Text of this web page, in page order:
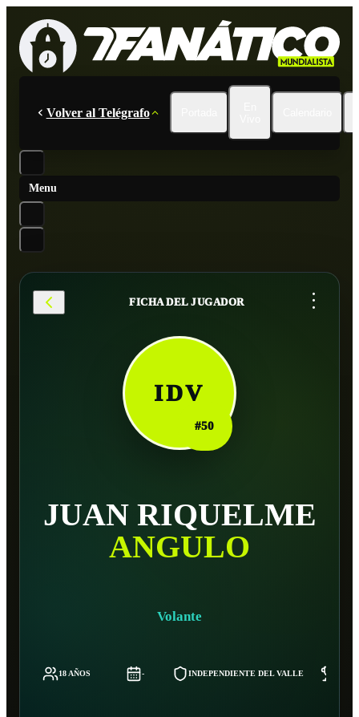
Volver al Telégrafo
Menu
FICHA DEL JUGADOR ...
IDV
#50
JUAN RIQUELME
ANGULO
Volante
18 AÑOS - INDEPENDIENTE DEL VALLE